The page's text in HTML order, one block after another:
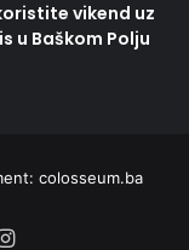
vikend uz
u Baškom Polju
colosseum.ba
Instagram